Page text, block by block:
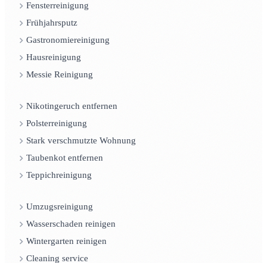
Fensterreinigung
Frühjahrsputz
Gastronomiereinigung
Hausreinigung
Messie Reinigung
Nikotingeruch entfernen
Polsterreinigung
Stark verschmutzte Wohnung
Taubenkot entfernen
Teppichreinigung
Umzugsreinigung
Wasserschaden reinigen
Wintergarten reinigen
Cleaning service